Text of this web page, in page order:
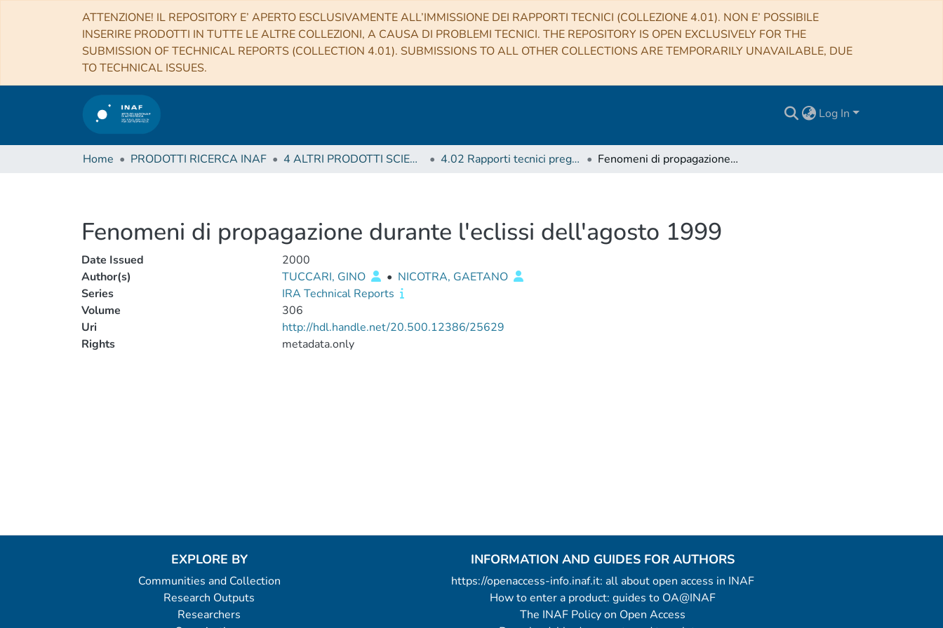
ATTENZIONE! IL REPOSITORY E’ APERTO ESCLUSIVAMENTE ALL’IMMISSIONE DEI RAPPORTI TECNICI (COLLEZIONE 4.01). NON E’ POSSIBILE
INSERIRE PRODOTTI IN TUTTE LE ALTRE COLLEZIONI, A CAUSA DI PROBLEMI TECNICI. THE REPOSITORY IS OPEN EXCLUSIVELY FOR THE
SUBMISSION OF TECHNICAL REPORTS (COLLECTION 4.01). SUBMISSIONS TO ALL OTHER COLLECTIONS ARE TEMPORARILY UNAVAILABLE, DUE
TO TECHNICAL ISSUES.
Log In
Home PRODOTTI RICERCA INAF 4 ALTRI PRODOTTI SCIENTIFICI (Other scientific products) 4.02 Rapporti tecnici pregressi Fenomeni di propagazione durante l'eclissi dell'agosto 1999
Fenomeni di propagazione durante l'eclissi dell'agosto 1999
Date Issued
2000
Author(s)
TUCCARI, GINO • NICOTRA, GAETANO
Series
IRA Technical Reports
Volume
306
Uri
http://hdl.handle.net/20.500.12386/25629
Rights
metadata.only
EXPLORE BY
Communities and Collection
Research Outputs
Researchers
INFORMATION AND GUIDES FOR AUTHORS
https://openaccess-info.inaf.it: all about open access in INAF
How to enter a product: guides to OA@INAF
The INAF Policy on Open Access